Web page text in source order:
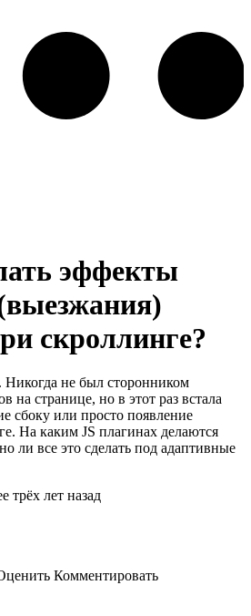
эффекты
скроллинге?
Никогда не был сторонником
на странице, но в этот раз встала
сбоку или просто появление
На каким JS плагинах делаются
ли все это сделать под адаптивные
трёх лет назад
Комментировать